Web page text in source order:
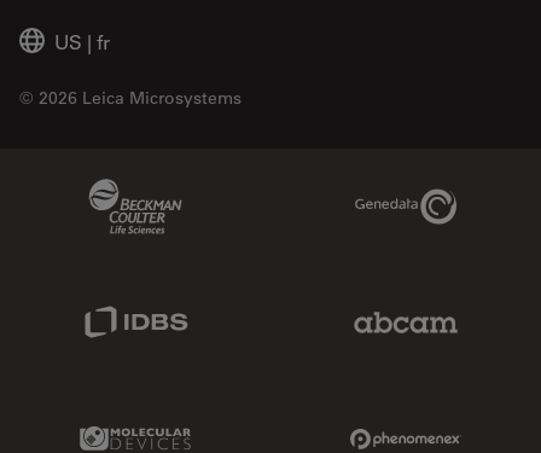
US | fr
© 2026 Leica Microsystems
Genedata Link
Molecular Devices Link